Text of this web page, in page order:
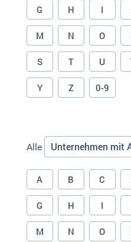
G H I
M N O
S T U
Y Z 0-9
Alle Unternehmen mit
A B C
G H I
M N O